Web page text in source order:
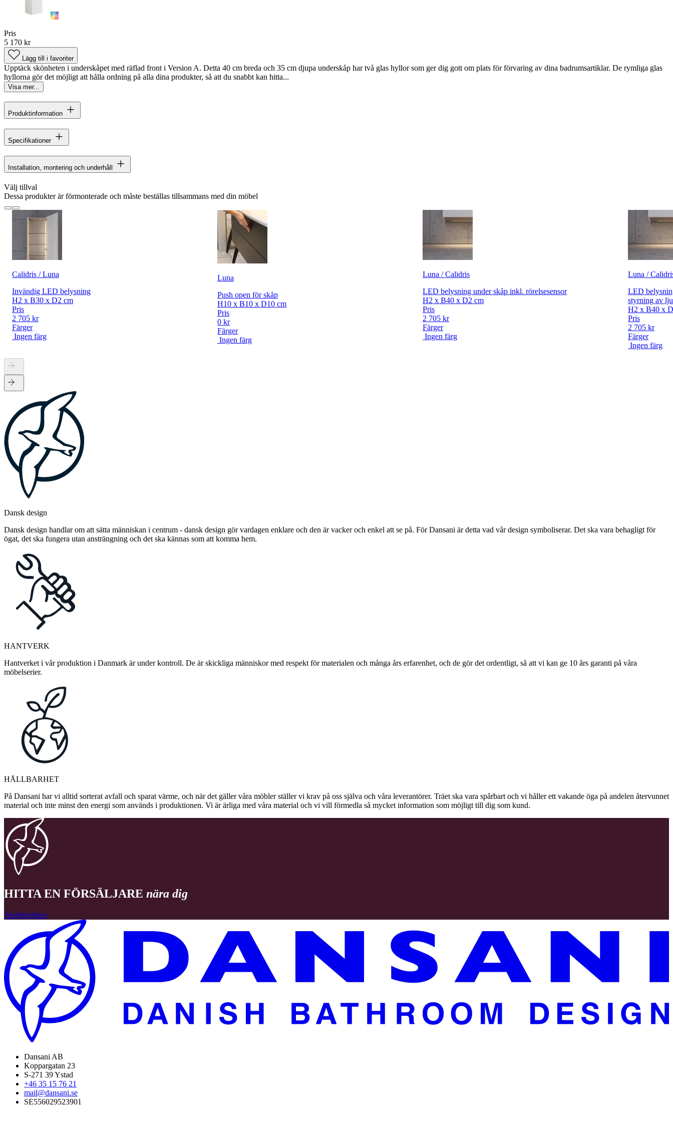
Pris
5 170 kr
Lägg till i favoriter
Upptäck skönheten i underskåpet med räflad front i Version A. Detta 40 cm breda och 35 cm djupa underskåp har två glas hyllor som ger dig gott om plats för förvaring av dina badrumsartiklar. De rymliga glas
hyllorna gör det möjligt att hålla ordning på alla dina produkter, så att du snabbt kan hitta...
Visa mer...
Produktinformation
Specifikationer
Installation, montering och underhåll
Välj tillval
Dessa produkter är förmonterade och måste beställas tillsammans med din möbel
Calidris / Luna
Invändig LED belysning
H2 x B30 x D2 cm
Pris
2 705 kr
Färger
Ingen färg
Luna
Push open för skåp
H10 x B10 x D10 cm
Pris
0 kr
Färger
Ingen färg
Luna / Calidris
LED belysning under skåp inkl. rörelsesensor
H2 x B40 x D2 cm
Pris
2 705 kr
Färger
Ingen färg
Luna /
LED
styrning av
H2 x B40 x
Pris
2 705 kr
Färger
Ingen färg
Dansk design
Dansk design handlar om att sätta människan i centrum - dansk design gör vardagen enklare och den är vacker och enkel att se på. För Dansani är detta vad vår design symboliserar. Det ska vara behagligt för
ögat, det ska fungera utan ansträngning och det ska kännas som att komma hem.
HANTVERK
Hantverket i vår produktion i Danmark är under kontroll. De är skickliga människor med respekt för materialen och många års erfarenhet, och de gör det ordentligt, så att vi kan ge 10 års garanti på våra
möbelserier.
HÅLLBARHET
På Dansani har vi alltid sorterat avfall och sparat värme, och när det gäller våra möbler ställer vi krav på oss själva och våra leverantörer. Träet ska vara spårbart och vi håller ett vakande öga på andelen återvunnet
material och inte minst den energi som används i produktionen. Vi är ärliga med våra material och vi vill förmedla så mycket information som möjligt till dig som kund.
HITTA EN FÖRSÄLJARE nära dig
Återförsäljare
Dansani AB
Koppargatan 23
S-271 39 Ystad
+46 35 15 76 21
mail@dansani.se
SE556029523901